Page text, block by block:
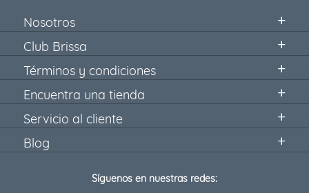
Nosotros
Club Brissa
Términos y condiciones
Encuentra una tienda
Servicio al cliente
Blog
Síguenos en nuestras redes: